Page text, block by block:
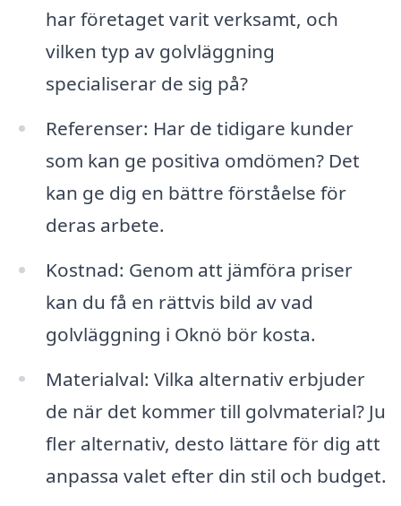
har företaget varit verksamt, och
vilken typ av golvläggning
specialiserar de sig på?
Referenser: Har de tidigare kunder
som kan ge positiva omdömen? Det
kan ge dig en bättre förståelse för
deras arbete.
Kostnad: Genom att jämföra priser
kan du få en rättvis bild av vad
golvläggning i Oknö bör kosta.
Materialval: Vilka alternativ erbjuder
de när det kommer till golvmaterial? Ju
fler alternativ, desto lättare för dig att
anpassa valet efter din stil och budget.